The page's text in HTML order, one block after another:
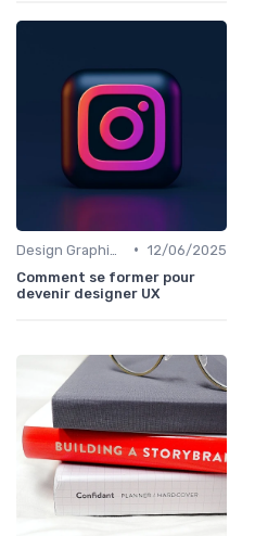
• 12/06/2025
Comment se former pour
devenir designer UX